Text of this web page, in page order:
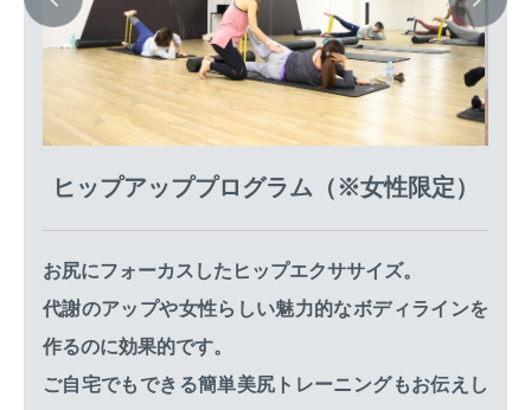
ヒップアッププログラム（※女性限定）
お尻にフォーカスしたヒップエクササイズ。
代謝のアップや女性らしい魅力的なボディラインを
作るのに効果的です。
ご自宅でもできる簡単美尻トレーニングもお伝えし